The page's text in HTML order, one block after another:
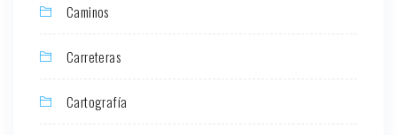
Caminos
Carreteras
Cartografía